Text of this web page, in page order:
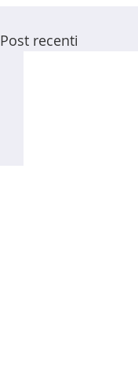
Post recenti